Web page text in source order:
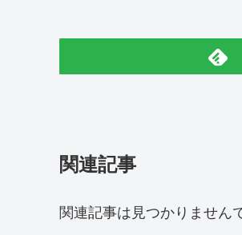
関連記事
関連記事は見つかりません